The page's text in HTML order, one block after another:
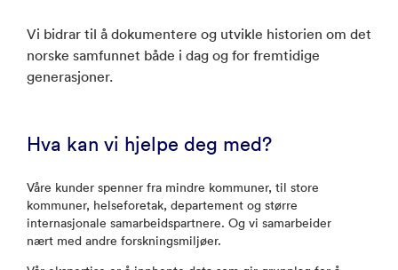
Vi bidrar til å dokumentere og utvikle historien om det
norske samfunnet både i dag og for fremtidige
generasjoner.
Hva kan vi hjelpe deg med?
Våre kunder spenner fra mindre kommuner, til store
kommuner, helseforetak, departement og større
internasjonale samarbeidspartnere. Og vi samarbeider
nært med andre forskningsmiljøer.